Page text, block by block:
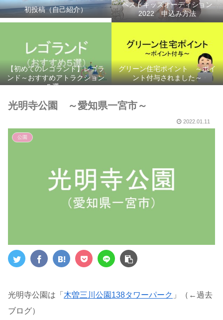
初投稿（自己紹介）
ベストキッズオーディション
2022 申込み方法
【初めてのレゴランド】レゴラ
ンド～おすすめアトラクション
５選～
グリーン住宅ポイント ～ポイ
ント付与されました～
光明寺公園 ～愛知県一宮市～
2022.01.11
公園
光明寺公園は「 木曽三川公園138タワーパーク 」（←過去
ブログ）